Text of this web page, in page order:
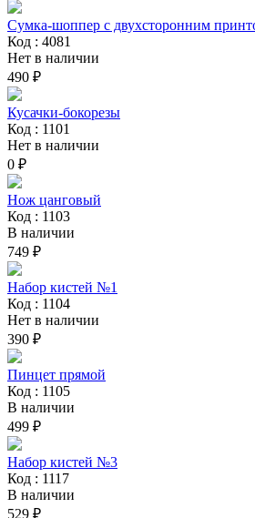
Сумка-шоппер с двухсторонним
Код : 4081
Нет в наличии
490 ₽
Кусачки-бокорезы
Код : 1101
Нет в наличии
0 ₽
Нож цанговый
Код : 1103
В наличии
749 ₽
Набор кистей №1
Код : 1104
Нет в наличии
390 ₽
Пинцет прямой
Код : 1105
В наличии
499 ₽
Набор кистей №3
Код : 1117
В наличии
529 ₽